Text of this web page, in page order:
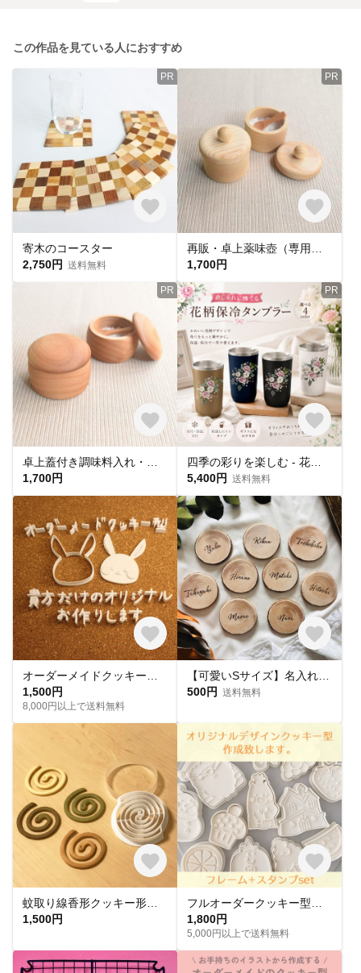
この作品を見ている人におすすめ
PR
寄木のコースター
2,750円 送料無料
PR
1,700円
PR
1,700円
PR
5,400円 送料無料
1,500円
8,000円以上で送料無料
500円 送料無料
1,500円
1,800円
5,000円以上で送料無料